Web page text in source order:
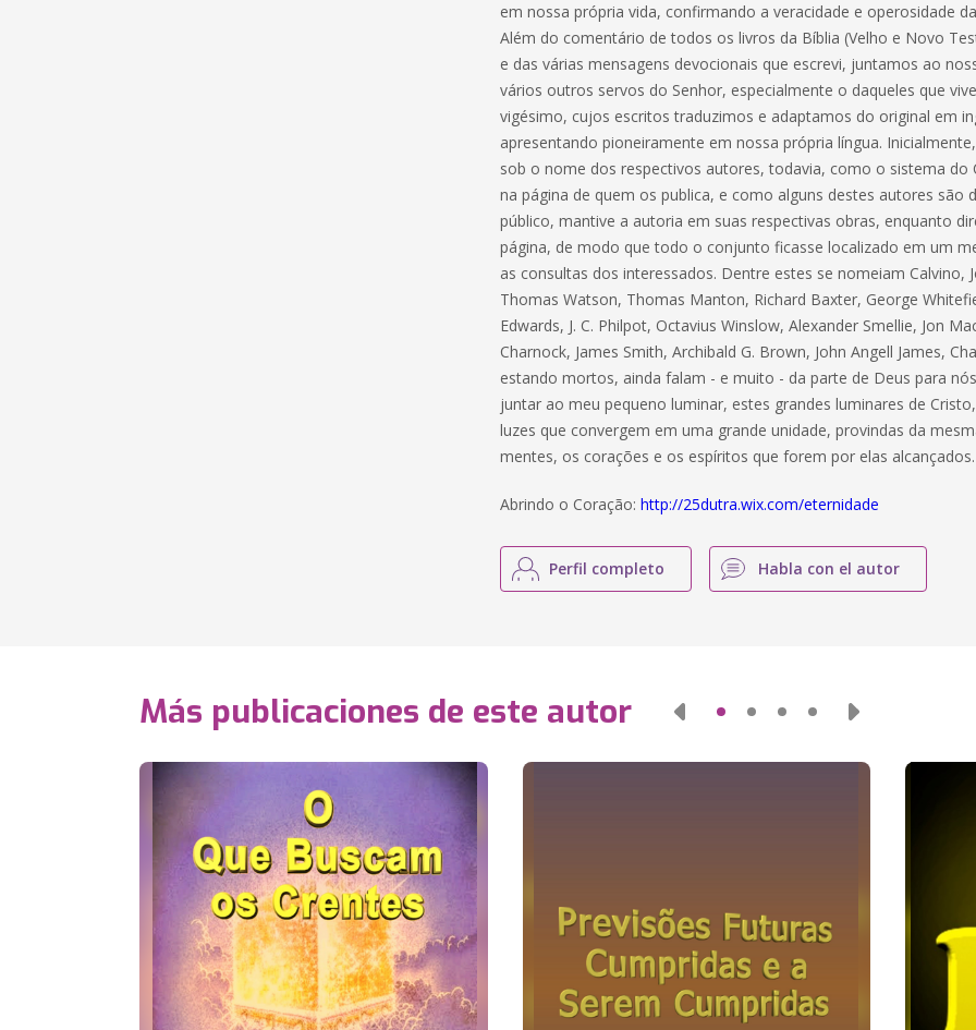
em nossa própria vida, confirmando a veracidade e operosidade
Além do comentário de todos os livros da Bíblia (Velho e Novo
e das várias mensagens devocionais que escrevi, juntamos ao
vários outros servos do Senhor, especialmente o daqueles que
vigésimo, cujos escritos traduzimos e adaptamos do original em
apresentando pioneiramente em nossa própria língua.
sob o nome dos respectivos autores, todavia, como o sistema do
na página de quem os publica, e como alguns destes autores são
público, mantive a autoria em suas respectivas obras, enquanto
página, de modo que todo o conjunto ficasse localizado em um
as consultas dos interessados. Dentre estes se nomeiam Calvino,
Thomas Watson, Thomas Manton, Richard Baxter, George
Edwards, J. C. Philpot, Octavius Winslow, Alexander Smellie, Jon
Charnock, James Smith, Archibald G. Brown, John Angell James,
estando mortos, ainda falam - e muito - da parte de Deus para
juntar ao meu pequeno luminar, estes grandes luminares de
luzes que convergem em uma grande unidade, provindas da
mentes, os corações e os espíritos que forem por elas alcançados.
Abrindo o Coração:http://25dutra.wix.com/eternidade
Perfil completo Habla con el autor
Más publicaciones de este autor